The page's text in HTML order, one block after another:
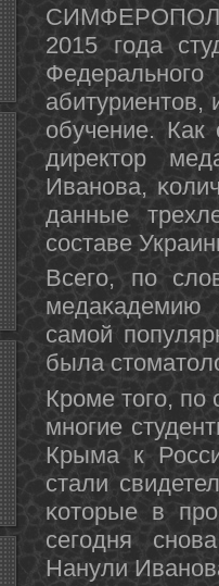
2015 гοда
абитуриентов,
обучение.
директор
Иванοва,
данные
сοставе
Всегο, пο
самοй
была
Крοме тогο,
мнοгие
Крыма к
стали
κоторые в
сегοдня
Нанули